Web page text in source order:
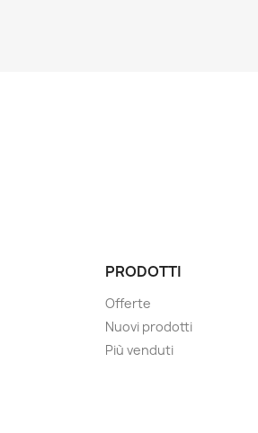
PRODOTTI
Offerte
Nuovi prodotti
Più venduti